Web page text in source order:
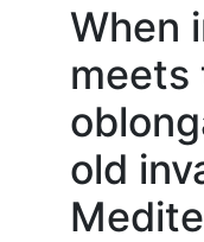
When
meets
old